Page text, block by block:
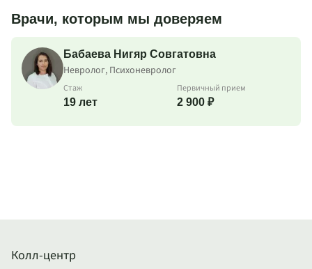
Врачи, которым мы доверяем
Бабаева Нигяр Совгатовна
Невролог, Психоневролог
Стаж
19 лет
Первичный прием
2 900 ₽
Колл-центр